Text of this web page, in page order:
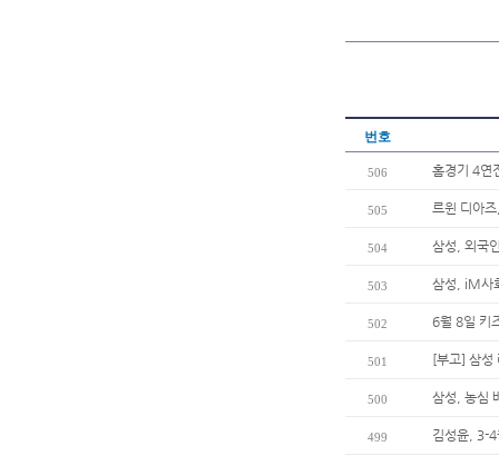
번호
506 홈경기 4연
505 르윈 디아
504 삼성, 외국
503 삼성, iM사
502 6월 8일 키
501 [부고] 삼성
500 삼성, 농심
499 김성윤, 3-